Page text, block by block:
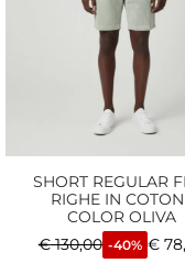
SHORT REGULAR
RIGHE IN
COLOR OLIVA
€130,00 -40% €